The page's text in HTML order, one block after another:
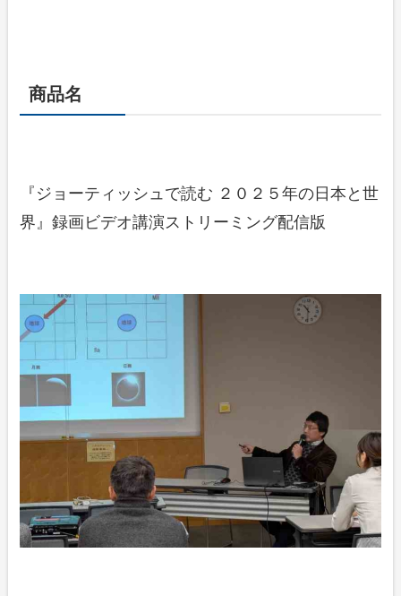
商品名
『ジョーティッシュで読む ２０２５年の日本と世
界』録画ビデオ講演ストリーミング配信版